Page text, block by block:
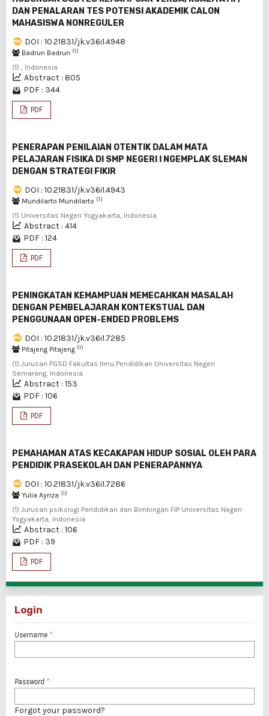
DAN PENALARAN TES POTENSI AKADEMIK CALON
MAHASISWA NONREGULER
DOI : 10.21831/jk.v36i1.4948
Badrun Badrun (1)
(1) , Indonesia
Abstract : 805
PDF : 344
PDF
PENERAPAN PENILAIAN OTENTIK DALAM MATA
PELAJARAN FISIKA DI SMP NEGERI I NGEMPLAK SLEMAN
DENGAN STRATEGI FIKIR
DOI : 10.21831/jk.v36i1.4943
Mundilarto Mundilarto (1)
(1) Universitas Negeri Yogyakarta, Indonesia
Abstract : 414
PDF : 124
PDF
PENINGKATAN KEMAMPUAN MEMECAHKAN MASALAH
DENGAN PEMBELAJARAN KONTEKSTUAL DAN
PENGGUNAAN OPEN-ENDED PROBLEMS
DOI : 10.21831/jk.v36i1.7285
Pitajeng Pitajeng (1)
(1) Jurusan PGSD Fakultas Ilmu Pendidikan Universitas Negeri
Semarang, Indonesia
Abstract : 153
PDF : 106
PDF
PEMAHAMAN ATAS KECAKAPAN HIDUP SOSIAL OLEH PARA
PENDIDIK PRASEKOLAH DAN PENERAPANNYA
DOI : 10.21831/jk.v36i1.7286
Yulia Ayriza (1)
(1) Jurusan psikologi Pendidikan dan Bimbingan FIP Universitas Negeri
Yogyakarta, Indonesia
Abstract : 106
PDF : 39
PDF
Login
Username *
Password *
Forgot your password?